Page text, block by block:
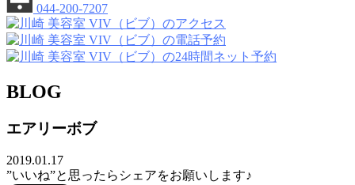
044-200-7207
BLOG
エアリーボブ
2019.01.17
”いいね”と思ったらシェアをお願いします♪